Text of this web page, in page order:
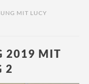
MIT LUCY
2019 MIT
2